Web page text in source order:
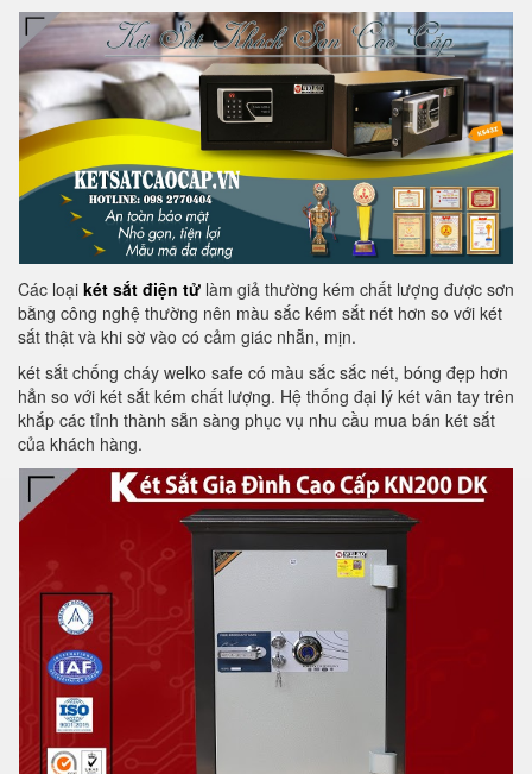
Các loại két sắt điện tử làm giả thường kém chất lượng được sơn
bằng công nghệ thường nên màu sắc kém sắt nét hơn so với két
sắt thật và khi sờ vào có cảm giác nhẵn, mịn.
két sắt chống cháy welko safe có màu sắc sắc nét, bóng đẹp hơn
hẳn so với két sắt kém chất lượng. Hệ thống đại lý két vân tay trên
khắp các tỉnh thành sẵn sàng phục vụ nhu cầu mua bán két sắt
của khách hàng.